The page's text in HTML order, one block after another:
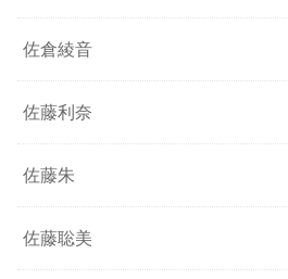
佐倉綾音
佐藤利奈
佐藤朱
佐藤聡美